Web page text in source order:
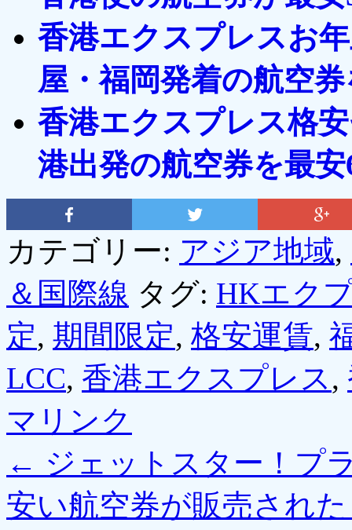
香港エクスプレスお
屋・福岡発着の航空
香港エクスプレス格
港出発の航空券を最
カテゴリー: アジア地域,
＆国際線 タグ: HKエク
定, 期間限定, 格安運賃,
LCC, 香港エクスプレス,
マリンク
← ジェットスター！プ
安い航空券が販売され